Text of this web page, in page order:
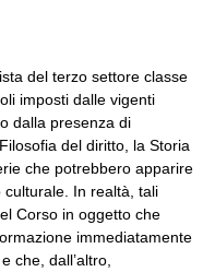
del terzo settore classe
imposti dalle vigenti
dalla presenza di
del diritto, la Storia
che potrebbero apparire
culturale. In realtà, tali
Corso in oggetto che
immediatamente
che, dall’altro,